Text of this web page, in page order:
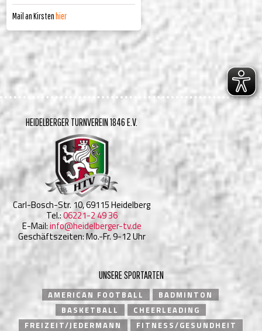
Mail an Kirstenhier
HEIDELBERGER TURNVEREIN 1846 E.V.
Carl-Bosch-Str. 10, 69115 Heidelberg
Tel.:06221-2 49 36
E-Mail:info@heidelberger-tv.de
Geschäftszeiten: Mo.-Fr. 9-12 Uhr
UNSERE SPORTARTEN
AMERICAN FOOTBALL
BADMINTON
BASKETBALL
CHEERLEADING
FREIZEIT/JEDERMANN
FITNESS/GESUNDHEIT